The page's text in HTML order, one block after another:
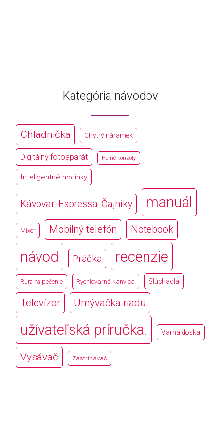
Kategória návodov
Chladnička Chytrý náramek
Digitálný fotoaparát Herné konzoly
Inteligentné hodinky
Kávovar-Espressa-Čajníky manuál
Mixér Mobilný telefón Notebook
návod Práčka recenzie
Rúra na pečenie Rýchlovarná kanvica Slúchadlá
Televízor Umývačka riadu
užívateľská príručka. Varná doska
Vysávač Zastrihávač